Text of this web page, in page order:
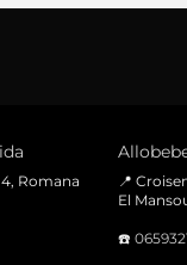
4, Romana
📍
El
☎️